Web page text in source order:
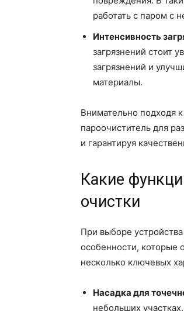
работать с паром с
Интенсивность
загрязнений стоит
загрязнений и
материалы.
Внимательно подходя
пароочиститель для
и гарантируя
Какие
очистки
При выборе
особенности, которые
несколько ключевых
Насадка для
небольших